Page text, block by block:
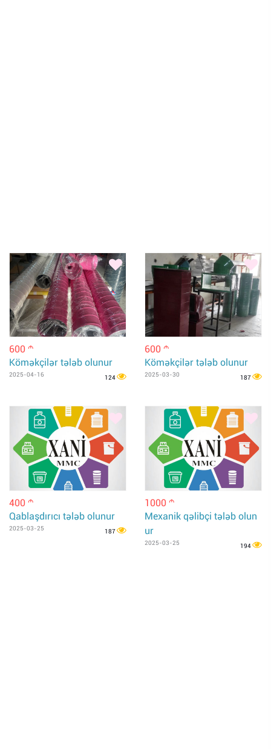
600 m
Köməkçilər tələb olunur
2025-04-16 124
600 m
Köməkçilər tələb olunur
2025-03-30 187
400 m
Qablaşdırıcı tələb olunur
2025-03-25 187
1000 m
Mexanik qəlibçi tələb olun
ur
2025-03-25 194